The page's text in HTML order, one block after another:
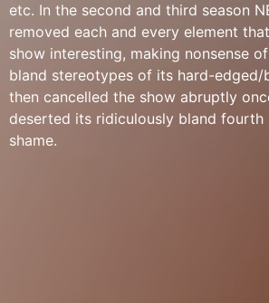
etc. In the second and third season
removed each and every element
show interesting, making nonsense
bland stereotypes of its hard-edged/
then cancelled the show abruptly
deserted its ridiculously bland fourth
shame.